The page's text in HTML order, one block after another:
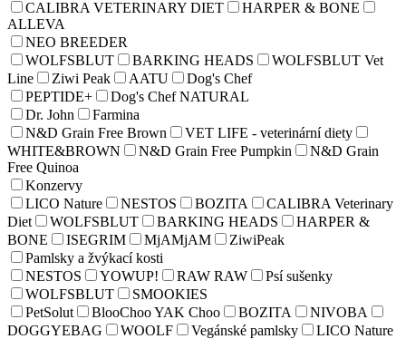
CALIBRA VETERINARY DIET
HARPER & BONE
ALLEVA
NEO BREEDER
WOLFSBLUT
BARKING HEADS
WOLFSBLUT Vet
Line
Ziwi Peak AATU
Dog's Chef
PEPTIDE+
Dog's Chef NATURAL
Dr. John
Farmina
N&D Grain Free Brown
VET LIFE - veterinární diety
WHITE&BROWN
N&D Grain Free Pumpkin
N&D Grain
Free Quinoa
Konzervy
LICO Nature
NESTOS BOZITA
CALIBRA Veterinary
Diet
WOLFSBLUT BARKING HEADS
HARPER &
BONE
ISEGRIM MjAMjAM
ZiwiPeak
Pamlsky a žvýkací kosti
NESTOS
YOWUP! RAW RAW
Psí sušenky
WOLFSBLUT
SMOOKIES
PetSolut
BlooChoo YAK Choo BOZITA
NIVOBA
DOGGYEBAG
WOOLF Vegánské pamlsky
LICO Nature